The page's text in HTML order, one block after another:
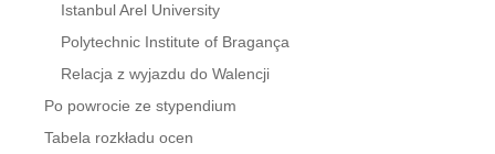
Istanbul Arel University
Polytechnic Institute of Bragança
Relacja z wyjazdu do Walencji
Po powrocie ze stypendium
Tabela rozkładu ocen